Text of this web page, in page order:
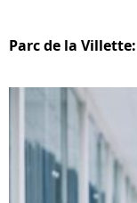
Parc de la